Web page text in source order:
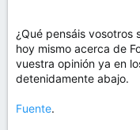
¿Qué pensáis
hoy mismo acerca de
vuestra opinión ya en
detenidamente abajo.
Fuente.